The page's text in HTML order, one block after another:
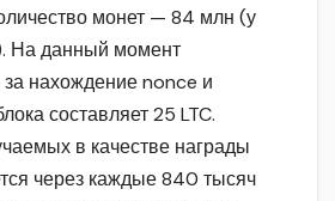
монет — 84 млн (у
На данный момент
нахождение nonce и
составляет 25 LTC.
в качестве награды
через каждые 840 тысяч